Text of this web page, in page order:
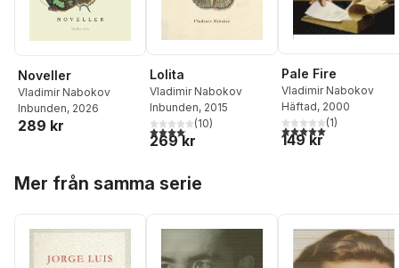
Noveller
Vladimir Nabokov
Inbunden, 2026
289 kr
Lolita
Vladimir Nabokov
Inbunden, 2015
4,1utav 5 stjärnor. Totalt antal röster:
(10)
269 kr
Pale Fire
Vladimir Nabokov
Häftad, 2000
5,0utav 5 stjärnor.
(1)
149 kr
Mer från samma serie